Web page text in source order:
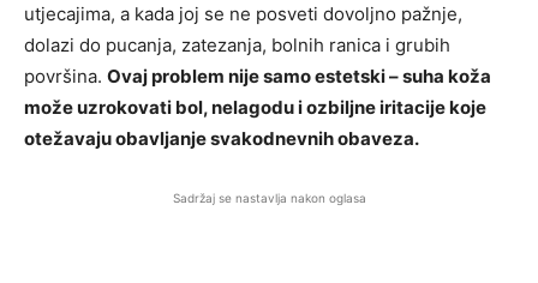
utjecajima, a kada joj se ne posveti dovoljno pažnje,
dolazi do pucanja, zatezanja, bolnih ranica i grubih
površina. Ovaj problem nije samo estetski – suha koža
može uzrokovati bol, nelagodu i ozbiljne iritacije koje
otežavaju obavljanje svakodnevnih obaveza.
Sadržaj se nastavlja nakon oglasa